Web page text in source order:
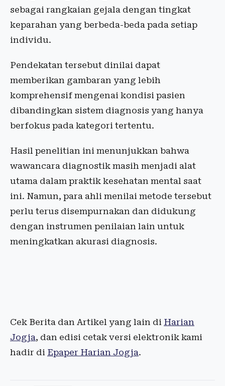
sebagai rangkaian gejala dengan tingkat
keparahan yang berbeda-beda pada setiap
individu.
Pendekatan tersebut dinilai dapat
memberikan gambaran yang lebih
komprehensif mengenai kondisi pasien
dibandingkan sistem diagnosis yang hanya
berfokus pada kategori tertentu.
Hasil penelitian ini menunjukkan bahwa
wawancara diagnostik masih menjadi alat
utama dalam praktik kesehatan mental saat
ini. Namun, para ahli menilai metode tersebut
perlu terus disempurnakan dan didukung
dengan instrumen penilaian lain untuk
meningkatkan akurasi diagnosis.
Cek Berita dan Artikel yang lain di Harian
Jogja, dan edisi cetak versi elektronik kami
hadir di Epaper Harian Jogja.